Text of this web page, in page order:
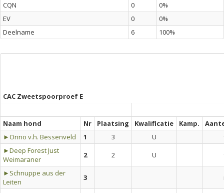
CQN
0
0%
EV
0
0%
Deelname
6 100%
CAC Zweetspoorproef E
Naam hond Nr Plaatsing Kwalificatie Kamp.
►Onno v.h. Bessenveld
1 3 U
►Deep Forest Just
Weimaraner
2 2 U
►Schnuppe aus der
Leiten
3